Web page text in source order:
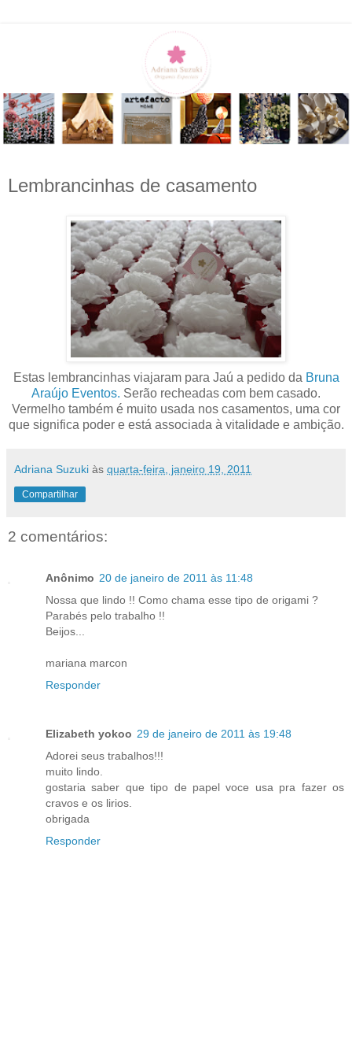
Lembrancinhas de casamento
Estas lembrancinhas viajaram para Jaú a pedido da Bruna
Araújo Eventos. Serão recheadas com bem casado.
Vermelho também é muito usada nos casamentos, uma cor
que significa poder e está associada à vitalidade e ambição.
Adriana Suzuki às quarta-feira, janeiro 19, 2011
Compartilhar
2 comentários:
Anônimo 20 de janeiro de 2011 às 11:48
Nossa que lindo !! Como chama esse tipo de origami ?
Parabés pelo trabalho !!
Beijos...
mariana marcon
Responder
Elizabeth yokoo 29 de janeiro de 2011 às 19:48
Adorei seus trabalhos!!!
muito lindo.
gostaria saber que tipo de papel voce usa pra fazer os
cravos e os lirios.
obrigada
Responder